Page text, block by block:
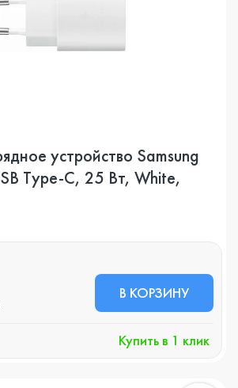
устройство Samsung
Type-C, 25 Вт, White,
В КОРЗИНУ
Купить в 1 клик